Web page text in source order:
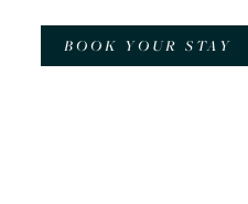
BOOK YOUR STAY